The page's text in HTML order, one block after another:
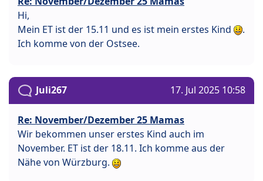
Hi,
Mein ET ist der 15.11 und es ist mein erstes Kind
.
Ich komme von der Ostsee.
Juli267 17. Jul 2025 10:58
Re: November/Dezember 25 Mamas
Wir bekommen unser erstes Kind auch im
November. ET ist der 18.11. Ich komme aus der
Nähe von Würzburg.